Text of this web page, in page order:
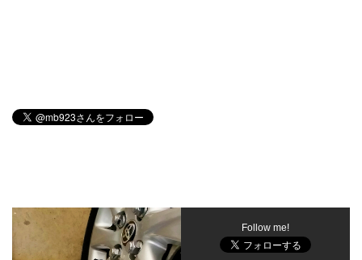
Follow me!